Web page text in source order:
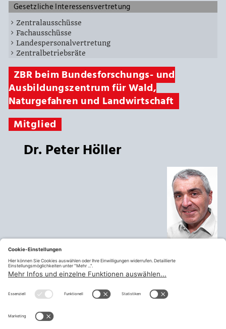
Gesetzliche Interessensvertretung
Zentralausschüsse
Fachausschüsse
Landespersonalvertretung
Zentralbetriebsräte
ZBR beim Bundesforschungs- und
Ausbildungszentrum für Wald,
Naturgefahren und Landwirtschaft
Mitglied
Dr. Peter Höller
Telefon:+43 664 594 55 17
Email: peter.hoeller@uibk.ac.at
MitgliedZBR Bundesforschungszentrum f.